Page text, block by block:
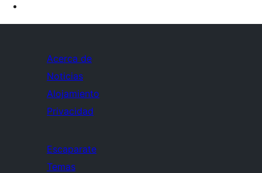
Acerca de
Noticias
Alojamiento
Privacidad
Escaparate
Temas